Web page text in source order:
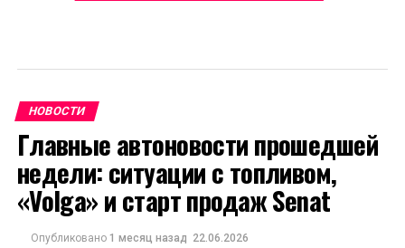
НОВОСТИ
Главные автоновости прошедшей
недели: ситуации с топливом,
«Volga» и старт продаж Senat
Опубликовано 1 месяц назад 22.06.2026